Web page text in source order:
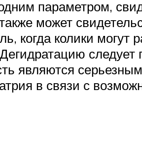
параметром,
может
когда колики могут
являются
в связи с